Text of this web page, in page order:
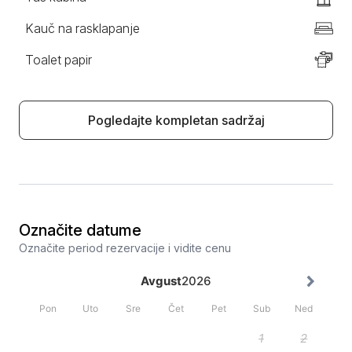
Kauč na rasklapanje
Toalet papir
Pogledajte kompletan sadržaj
Označite datume
Označite period rezervacije i vidite cenu